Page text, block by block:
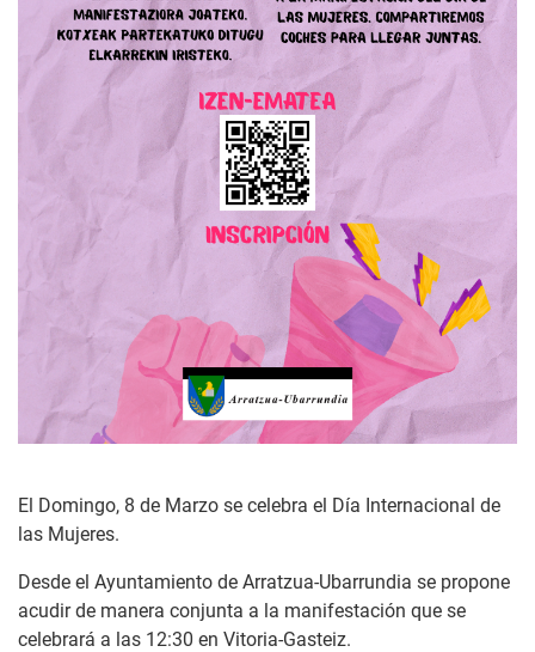
El Domingo, 8 de Marzo se celebra el Día Internacional de
las Mujeres.
Desde el Ayuntamiento de Arratzua-Ubarrundia se propone
acudir de manera conjunta a la manifestación que se
celebrará a las 12:30 en Vitoria-Gasteiz.